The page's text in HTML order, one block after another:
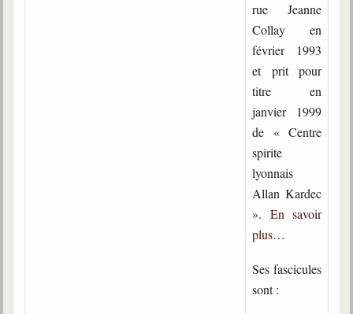
rue Jeanne
Collay en
février 1993
et prit pour
titre en
janvier 1999
de « Centre
spirite
lyonnais
Allan Kardec
». En savoir
plus…
Ses fascicules
sont :